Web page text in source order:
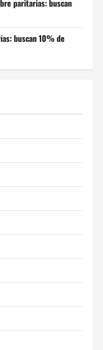
paritarias: buscan
buscan 10% de